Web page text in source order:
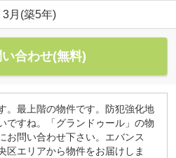
3月(築5年)
合わせ(無料)
。最上階の物件です。防犯強化地
ですね。「グランドゥール」の物
お問い合わせ下さい。エバンス
区エリアから物件をお届けしま